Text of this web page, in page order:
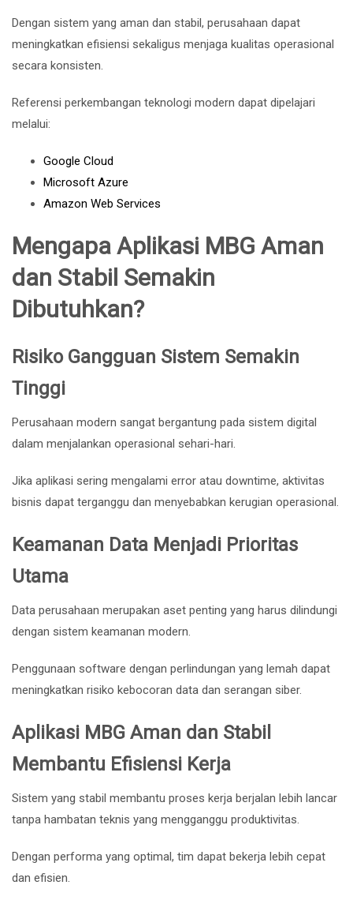
Dengan sistem yang aman dan stabil, perusahaan dapat
meningkatkan efisiensi sekaligus menjaga kualitas operasional
secara konsisten.
Referensi perkembangan teknologi modern dapat dipelajari
melalui:
Google Cloud
Microsoft Azure
Amazon Web Services
Mengapa Aplikasi MBG Aman
dan Stabil Semakin
Dibutuhkan?
Risiko Gangguan Sistem Semakin
Tinggi
Perusahaan modern sangat bergantung pada sistem digital
dalam menjalankan operasional sehari-hari.
Jika aplikasi sering mengalami error atau downtime, aktivitas
bisnis dapat terganggu dan menyebabkan kerugian operasional.
Keamanan Data Menjadi Prioritas
Utama
Data perusahaan merupakan aset penting yang harus dilindungi
dengan sistem keamanan modern.
Penggunaan software dengan perlindungan yang lemah dapat
meningkatkan risiko kebocoran data dan serangan siber.
Aplikasi MBG Aman dan Stabil
Membantu Efisiensi Kerja
Sistem yang stabil membantu proses kerja berjalan lebih lancar
tanpa hambatan teknis yang mengganggu produktivitas.
Dengan performa yang optimal, tim dapat bekerja lebih cepat
dan efisien.